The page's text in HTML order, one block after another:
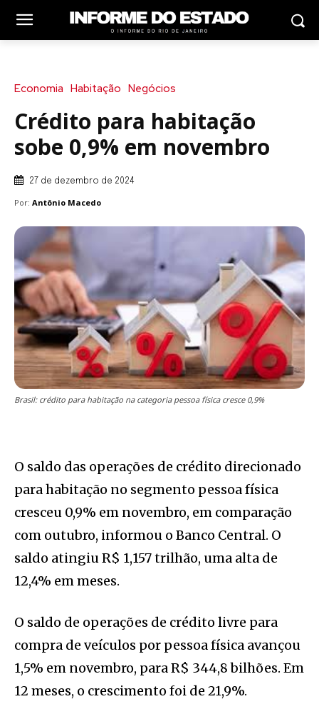
Economia Habitação Negócios
Crédito para habitação
sobe 0,9% em novembro
27 de dezembro de 2024
Por: Antônio Macedo
Brasil: crédito para habitação na categoria pessoa física cresce 0,9%
O saldo das operações de crédito direcionado
para habitação no segmento pessoa física
cresceu 0,9% em novembro, em comparação
com outubro, informou o Banco Central. O
saldo atingiu R$ 1,157 trilhão, uma alta de
12,4% em meses.
O saldo de operações de crédito livre para
compra de veículos por pessoa física avançou
1,5% em novembro, para R$ 344,8 bilhões. Em
12 meses, o crescimento foi de 21,9%.